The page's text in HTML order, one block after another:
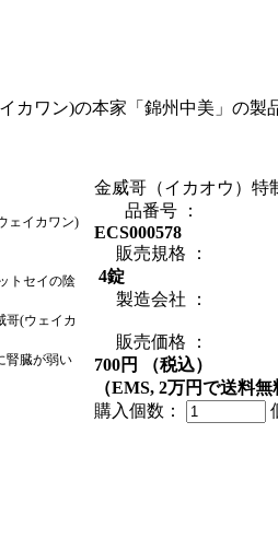
カワン)の本家「錦州中美」の製
金威哥（イカオウ）特
品番号 ：
ECS000578
販売規格 ：
4錠
製造会社 ：
販売価格 ：
700円 （税込）
（EMS, 2万円で送料無
購入個数：
ェイカワン)
トセイの陰
哥(ウェイカ
腎臓が弱い